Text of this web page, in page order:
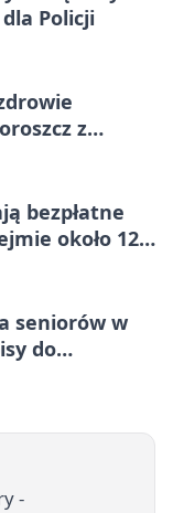
Policji
z
bezpłatne
około 120
seniorów w
do
-